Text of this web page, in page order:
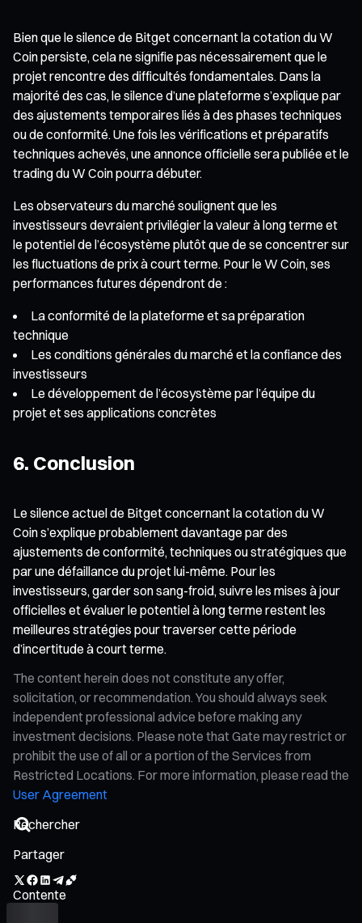
Bien que le silence de Bitget concernant la cotation du W
Coin persiste, cela ne signifie pas nécessairement que le
projet rencontre des difficultés fondamentales. Dans la
majorité des cas, le silence d’une plateforme s’explique par
des ajustements temporaires liés à des phases techniques
ou de conformité. Une fois les vérifications et préparatifs
techniques achevés, une annonce officielle sera publiée et le
trading du W Coin pourra débuter.
Les observateurs du marché soulignent que les
investisseurs devraient privilégier la valeur à long terme et
le potentiel de l’écosystème plutôt que de se concentrer sur
les fluctuations de prix à court terme. Pour le W Coin, ses
performances futures dépendront de :
La conformité de la plateforme et sa préparation
technique
Les conditions générales du marché et la confiance des
investisseurs
Le développement de l’écosystème par l’équipe du
projet et ses applications concrètes
6. Conclusion
Le silence actuel de Bitget concernant la cotation du W
Coin s’explique probablement davantage par des
ajustements de conformité, techniques ou stratégiques que
par une défaillance du projet lui-même. Pour les
investisseurs, garder son sang-froid, suivre les mises à jour
officielles et évaluer le potentiel à long terme restent les
meilleures stratégies pour traverser cette période
d’incertitude à court terme.
The content herein does not constitute any offer,
solicitation, or recommendation. You should always seek
independent professional advice before making any
investment decisions. Please note that Gate may restrict or
prohibit the use of all or a portion of the Services from
Restricted Locations. For more information, please read the
User Agreement
Partager
Contente